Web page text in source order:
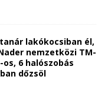
lakókocsiban él,
nemzetközi TM-
6 halószobás
dőzsöl